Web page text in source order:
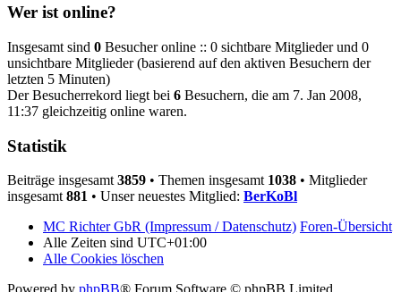
Wer ist online?
Insgesamt sind 0 Besucher online :: 0 sichtbare Mitglieder und 0
unsichtbare Mitglieder (basierend auf den aktiven Besuchern der
letzten 5 Minuten)
Der Besucherrekord liegt bei 6 Besuchern, die am 7. Jan 2008,
11:37 gleichzeitig online waren.
Statistik
Beiträge insgesamt 3859 • Themen insgesamt 1038 • Mitglieder
insgesamt 881 • Unser neuestes Mitglied: BerKoBl
MC Richter GbR (Impressum / Datenschutz) Foren-Übersicht
Alle Zeiten sind UTC+01:00
Alle Cookies löschen